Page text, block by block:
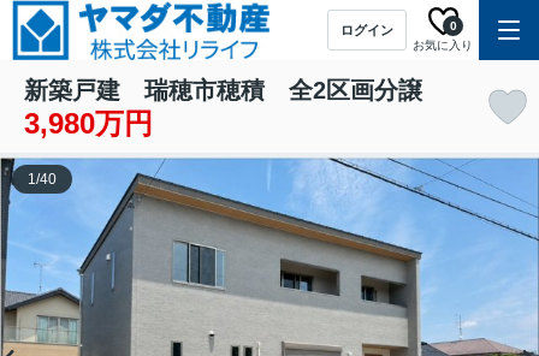
ログイン
お気に入り
0
新築戸建 瑞穂市穂積 全2区画分譲
3,980万円
1/40